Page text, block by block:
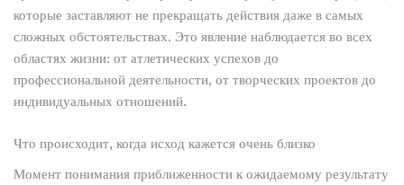
которые заставляют не прекращать действия даже в самых
сложных обстоятельствах. Это явление наблюдается во всех
областях жизни: от атлетических успехов до
профессиональной деятельности, от творческих проектов до
индивидуальных отношений.
Что происходит, когда исход кажется очень близко
Момент понимания приближенности к ожидаемому результату